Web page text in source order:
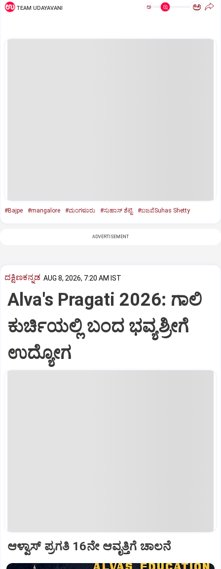
TEAM UDAYAVANI ಅ ಅ
#Bajpe #mangalore #ಮಂಗಳೂರು #ಸುಹಾಸ್‌ ಶೆಟ್ಟಿ #ಬಜಪೆSuhas Shetty
ADVERTISEMENT
ದಕ್ಷಿಣಕನ್ನಡ AUG 8, 2026, 7:20 AM IST
Alva's Pragati 2026: ಗಾಲಿ
ಕುರ್ಚಿಯಲ್ಲಿ ಬಂದ ಭವ್ಯಶ್ರೀಗೆ
ಉದ್ಯೋಗ
ಆಳ್ವಾಸ್‌ ಪ್ರಗತಿ 16ನೇ ಆವೃತ್ತಿಗೆ ಚಾಲನೆ